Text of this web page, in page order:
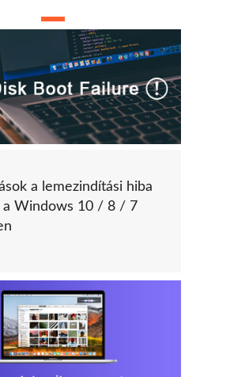
a lemezindítási hiba
a Windows 10 / 8 / 7